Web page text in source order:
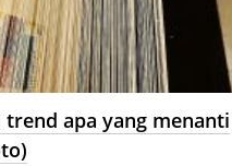
trend apa yang menanti